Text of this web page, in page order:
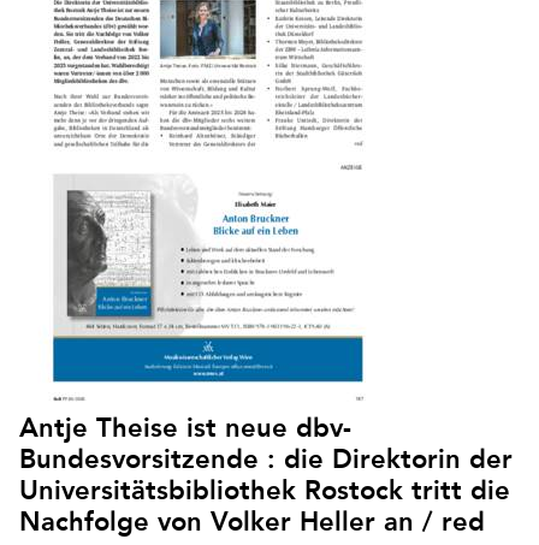
Antje Theise ist neue dbv-
Bundesvorsitzende : die Direktorin der
Universitätsbibliothek Rostock tritt die
Nachfolge von Volker Heller an / red